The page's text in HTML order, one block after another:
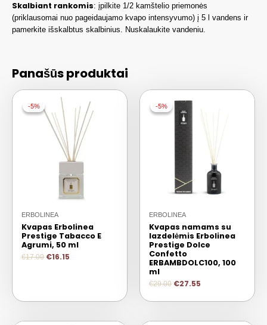
Skalbiant rankomis: įpilkite 1/2 kamštelio priemonės
(priklausomai nuo pageidaujamo kvapo intensyvumo) į 5 l vandens ir
pamerkite išskalbtus skalbinius. Nuskalaukite vandeniu.
Panašūs produktai
-5%
-5%
ERBOLINEA
Kvapas Erbolinea
Prestige Tabacco E
Agrumi, 50 ml
€17.00 €16.15
-5%
-5%
ERBOLINEA
Kvapas namams su
lazdelėmis Erbolinea
Prestige Dolce
Confetto
ERBAMBDOLC100, 100
ml
€29.00 €27.55